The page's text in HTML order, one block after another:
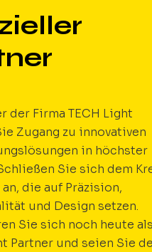
der Firma TECH Light
Zugang zu innovativen
in höchster
Sie sich dem
die auf Präzision,
und Design setzen.
Sie sich noch heute als
Partner und seien Sie